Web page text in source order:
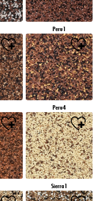
Peru1
Peru4
Sierra1